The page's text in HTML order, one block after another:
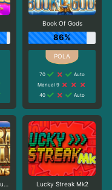
Book Of Gods
86%
70
Auto
Manual 9
40
Auto
Extra Chilli (No Feature Drop) Lucky Streak Mk2